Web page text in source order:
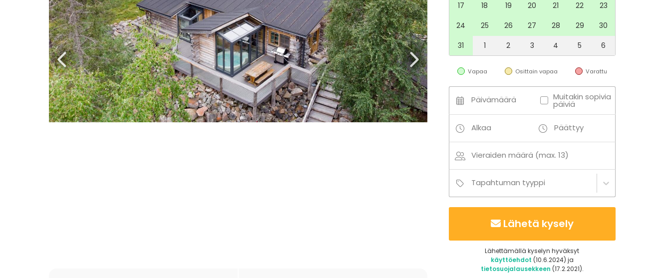
17
18 19 20 21 22
23
24
25 26 27 28 29
30
31
1 2 3 4 5 6
Vapaa Osittain vapaa Varattu
Päivämäärä Muitakin sopivia
päiviä
Alkaa Päättyy
Vieraiden määrä (max. 13)
Tapahtuman tyyppi
Lähetä kysely
Lähettämällä kyselyn hyväksyt
käyttöehdot (10.6.2024) ja
tietosuojalausekkeen (17.2.2021).